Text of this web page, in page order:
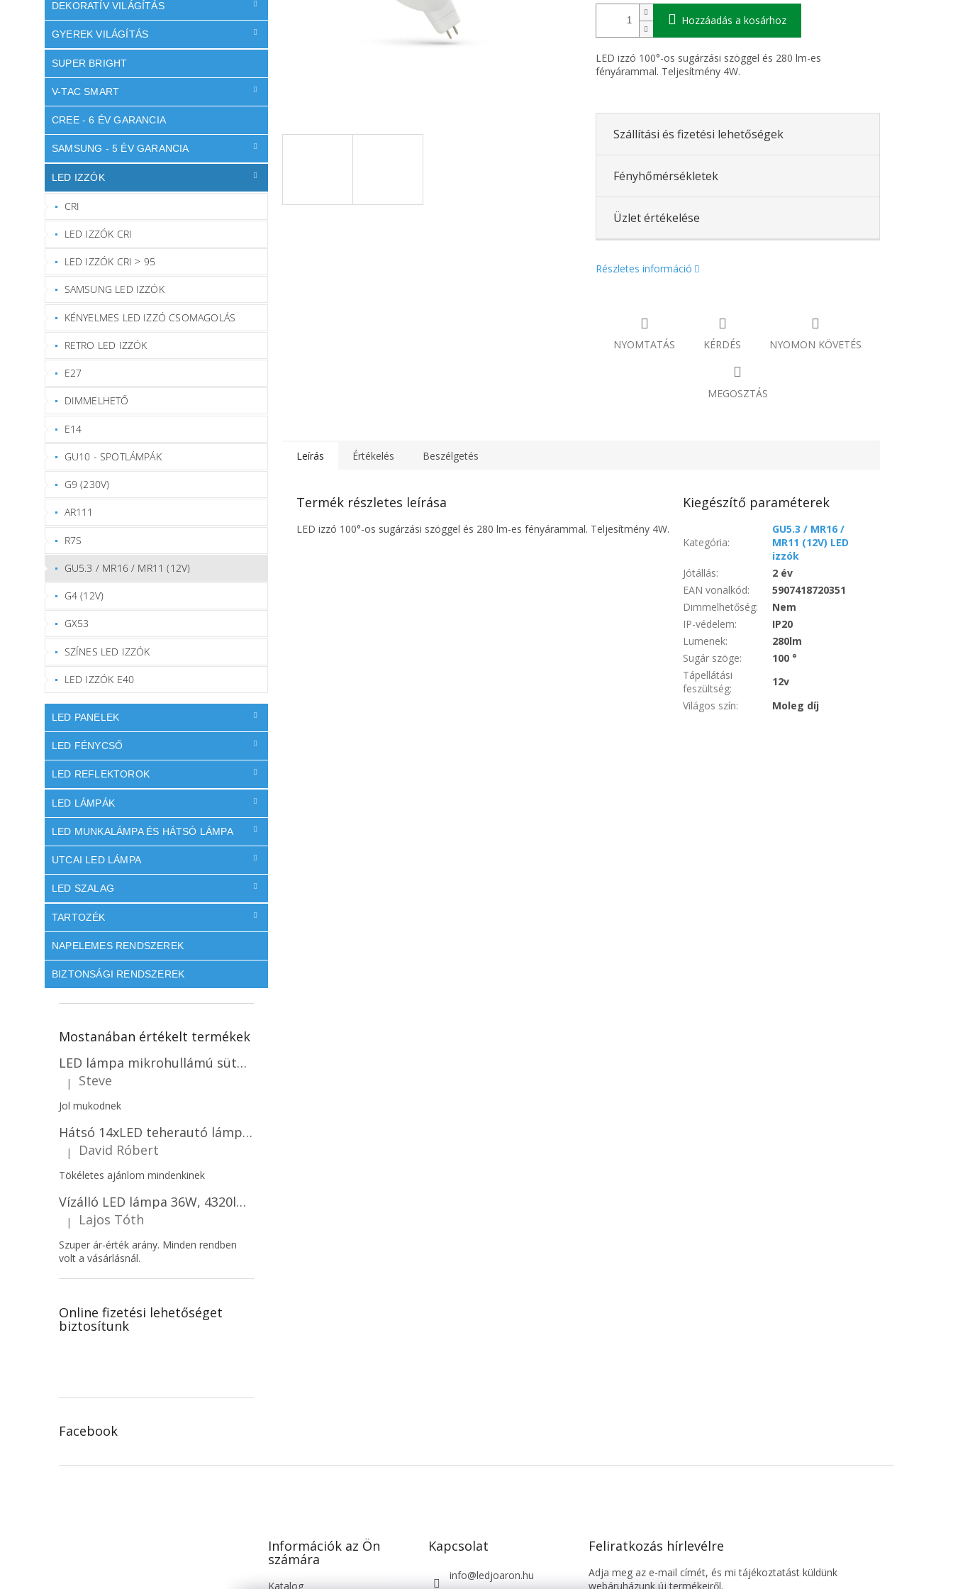
DEKORATÍV VILÁGÍTÁS
GYEREK VILÁGÍTÁS
SUPER BRIGHT
V-TAC SMART
CREE - 6 ÉV GARANCIA
SAMSUNG - 5 ÉV GARANCIA
LED IZZÓK
CRI
LED IZZÓK CRI
LED IZZÓK CRI > 95
SAMSUNG LED IZZÓK
KÉNYELMES LED IZZÓ CSOMAGOLÁS
RETRO LED IZZÓK
E27
DIMMELHETŐ
E14
GU10 - SPOTLÁMPÁK
G9 (230V)
AR111
R7S
GU5.3 / MR16 / MR11 (12V)
G4 (12V)
GX53
SZÍNES LED IZZÓK
LED IZZÓK E40
LED PANELEK
LED FÉNYCSŐ
LED REFLEKTOROK
LED LÁMPÁK
LED MUNKALÁMPA ÉS HÁTSÓ LÁMPA
UTCAI LED LÁMPA
LED SZALAG
TARTOZÉK
NAPELEMES RENDSZEREK
BIZTONSÁGI RENDSZEREK
Mostanában értékelt termékek
LED lámpa mikrohullámú sütővel és fényérzékelővel 18W, 1830lm, IP44, 4000K, kerek, fehér keret/2-PACK!
A termék értékelése 5-ből 5 csillag.
| Steve
Jol mukodnek
Hátsó 14xLED teherautó lámpa, 12V, bal vagy jobb oldali vagy jobb oldali/2-PACK! [L1070-BL]
A termék értékelése 5-ből 5 csillag.
| David Róbert
Tökéletes ajánlom mindenkinek
Vízálló LED lámpa 36W, 4320lm (120lm/W), IP65, 120cm, 5+7 gratis!
A termék értékelése 5-ből 5 csillag.
| Lajos Tóth
Szuper ár-érték arány. Minden rendben
volt a vásárlásnál.
Online fizetési lehetőséget
biztosítunk
Facebook
Hozzáadás a kosárhoz
LED izzó 100°-os sugárzási szöggel és 280 lm-es
fényárammal. Teljesítmény 4W.
Szállítási és fizetési lehetőségek
Fényhőmérsékletek
Üzlet értékelése
Részletes információ
NYOMTATÁS KÉRDÉS NYOMON KÖVETÉS
MEGOSZTÁS
Leírás Értékelés Beszélgetés
Termék részletes leírása
LED izzó 100°-os sugárzási szöggel és 280 lm-es fényárammal. Teljesítmény 4W.
Kiegészítő paraméterek
Kategória:
GU5.3 / MR16 /
MR11 (12V) LED
izzók
Jótállás:
2 év
EAN vonalkód:
5907418720351
Dimmelhetőség:
Nem
IP-védelem:
IP20
Lumenek:
280lm
Sugár szöge:
100 °
Tápellátási
feszültség:
12v
Világos szín: Moleg díj
Információk az Ön
számára
Katalog
Kapcsolat
info@ledjoaron.hu
Feliratkozás hírlevélre
Adja meg az e-mail címét, és mi tájékoztatást küldünk
webáruházunk új termékeiről.